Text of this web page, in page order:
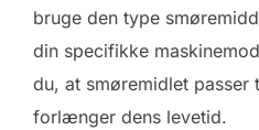
bruge den type
din specifikke
du, at smøremidlet passer
forlænger dens levetid.